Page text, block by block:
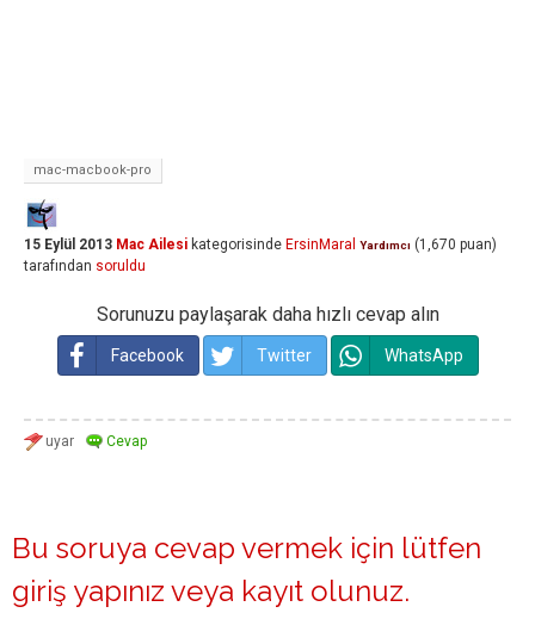
mac-macbook-pro
15 Eylül 2013 Mac Ailesi kategorisinde ErsinMaral Yardımcı (1,670 puan)
tarafından soruldu
Sorunuzu paylaşarak daha hızlı cevap alın
Facebook Twitter WhatsApp
Bu soruya cevap vermek için lütfen
giriş yapınız veya kayıt olunuz.